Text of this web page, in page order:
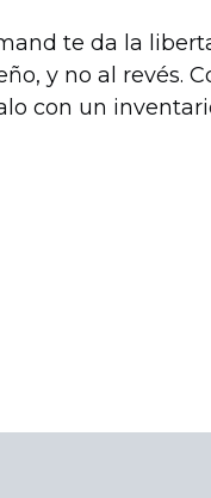
te da la
y no al revés.
con un